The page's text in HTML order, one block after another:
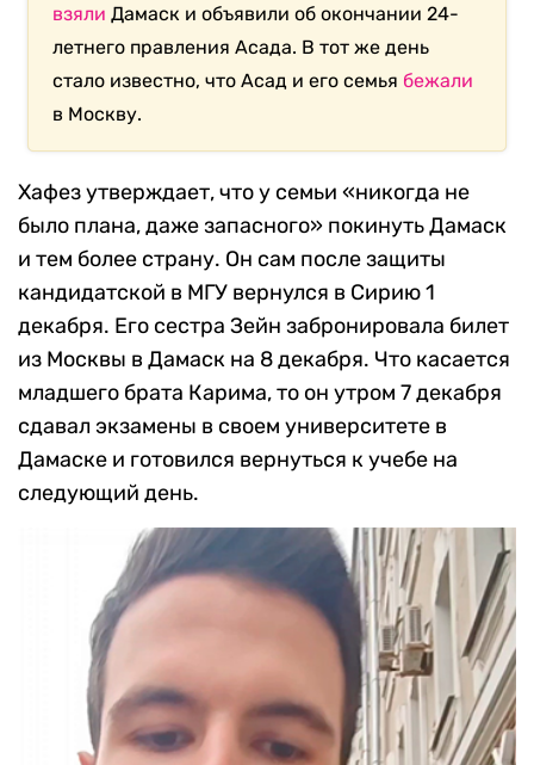
взяли Дамаск и объявили об окончании 24-
летнего правления Асада. В тот же день
стало известно, что Асад и его семья бежали
в Москву.
Хафез утверждает, что у семьи «никогда не
было плана, даже запасного» покинуть Дамаск
и тем более страну. Он сам после защиты
кандидатской в МГУ вернулся в Сирию 1
декабря. Его сестра Зейн забронировала билет
из Москвы в Дамаск на 8 декабря. Что касается
младшего брата Карима, то он утром 7 декабря
сдавал экзамены в своем университете в
Дамаске и готовился вернуться к учебе на
следующий день.